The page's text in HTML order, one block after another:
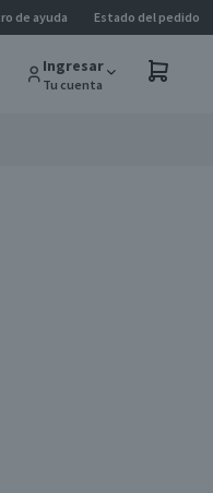
de ayuda Estado del pedido
Ingresar
Tu cuenta